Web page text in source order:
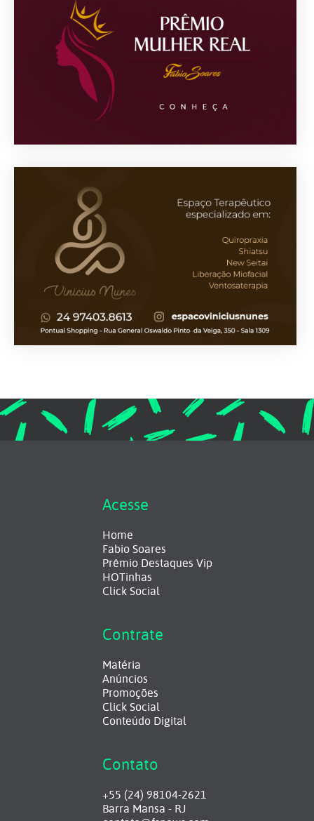
Acesse
Home
Fabio Soares
Prêmio Destaques Vip
HOTinhas
Click Social
Contrate
Matéria
Anúncios
Promoções
Click Social
Conteúdo Digital
Contato
+55 (24) 98104-2621
Barra Mansa - RJ